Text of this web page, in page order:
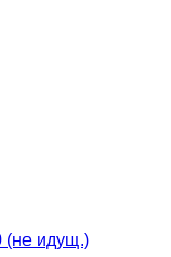
(не идущ.)